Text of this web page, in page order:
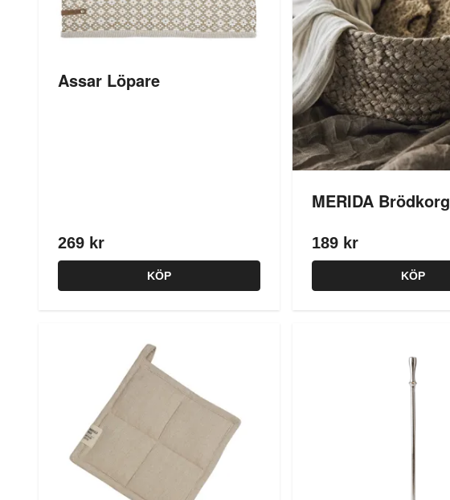
Assar Löpare
269 kr
KÖP
MERIDA Brödkorg
189 kr
KÖP